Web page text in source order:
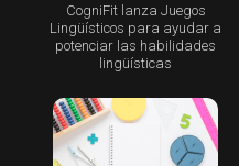
CogniFit lanza Juegos
Lingüísticos para ayudar a
potenciar las habilidades
lingüísticas